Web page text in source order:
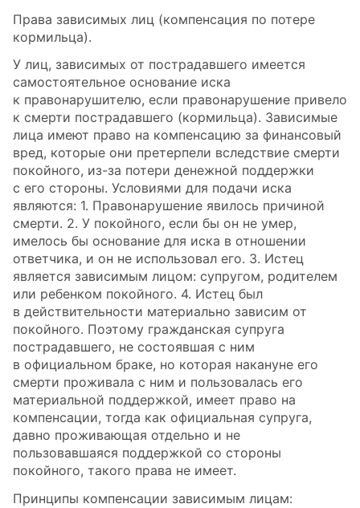
Права зависимых лиц (компенсация по потере
кормильца).
У лиц, зависимых от пострадавшего имеется
самостоятельное основание иска
к правонарушителю, если правонарушение привело
к смерти пострадавшего (кормильца). Зависимые
лица имеют право на компенсацию за финансовый
вред, которые они претерпели вследствие смерти
покойного, из-за потери денежной поддержки
с его стороны. Условиями для подачи иска
являются: 1. Правонарушение явилось причиной
смерти. 2. У покойного, если бы он не умер,
имелось бы основание для иска в отношении
ответчика, и он не использовал его. 3. Истец
является зависимым лицом: супругом, родителем
или ребенком покойного. 4. Истец был
в действительности материально зависим от
покойного. Поэтому гражданская супруга
пострадавшего, не состоявшая с ним
в официальном браке, но которая накануне его
смерти проживала с ним и пользовалась его
материальной поддержкой, имеет право на
компенсации, тогда как официальная супруга,
давно проживающая отдельно и не
пользовавшаяся поддержкой со стороны
покойного, такого права не имеет.
Принципы компенсации зависимым лицам: